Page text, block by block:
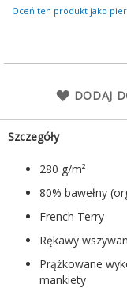
Oceń ten produkt jako
DODAJ
Szczegóły
280 g/m²
80% bawełny
French Terry
Rękawy
Prążkowane
mankiety